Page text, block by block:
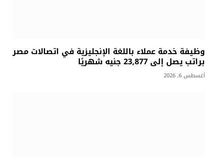
وظيفة خدمة عملاء باللغة الإنجليزية في اتصالات مصر
براتب يصل إلى 23,877 جنيه شهريًا
أغسطس 6, 2026